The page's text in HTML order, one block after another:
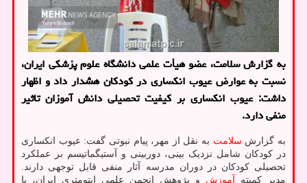
به گزارش سلامت، عضو هیأت علمی دانشگاه علوم پزشکی ایران،
نسبت به عوارض عیوب انکساری در کودکان هشدار داد و اظهار
داشت: عیوب انکساری بر کیفیت تحصیلی دانش آموزان تاثیر
منفی دارد.
به گزارش سلامت به نقل از مهر، پیام نبوتی گفت: عیوب انکساری
در کودکان شامل نزدیک بینی، دوربینی و آستیگماتیسم بر عملکرد
تحصیلی کودکان در دوران مدرسه آثار منفی قابل توجهی دارند.
مدیر کمیته آموزش و پژوهش انجمن علمی اپتومتری ایران، با